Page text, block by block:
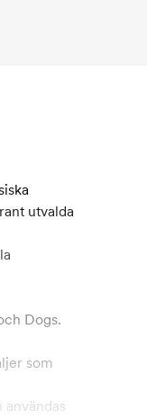
utvalda
Dogs.
som